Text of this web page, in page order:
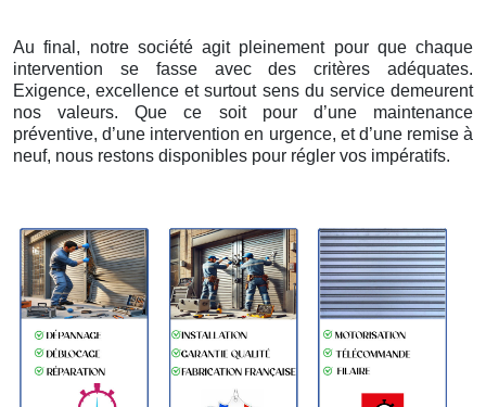
Au final, notre société agit pleinement pour que chaque
intervention se fasse avec des critères adéquates.
Exigence, excellence et surtout sens du service demeurent
nos valeurs. Que ce soit pour d’une maintenance
préventive, d’une intervention en urgence, et d’une remise à
neuf, nous restons disponibles pour régler vos impératifs.